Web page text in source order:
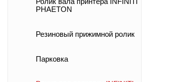
PHAETON
Резиновый прижимной ролик
Парковка